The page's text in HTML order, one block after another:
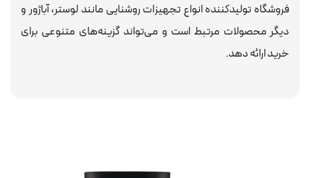
فروشگاه تولیدکننده انواع تجهیزات روشنایی مانند لوستر، آباژور و
دیگر محصولات مرتبط است و می‌تواند گزینه‌های متنوعی برای
خرید ارائه دهد.